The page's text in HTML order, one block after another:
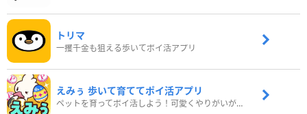
トリマ
一攫千金も狙える歩いてポイ活アプリ
えみぅ 歩いて育ててポイ活アプリ
ペットを育ってポイ活しよう！可愛くやりがいがある新感覚アプリ